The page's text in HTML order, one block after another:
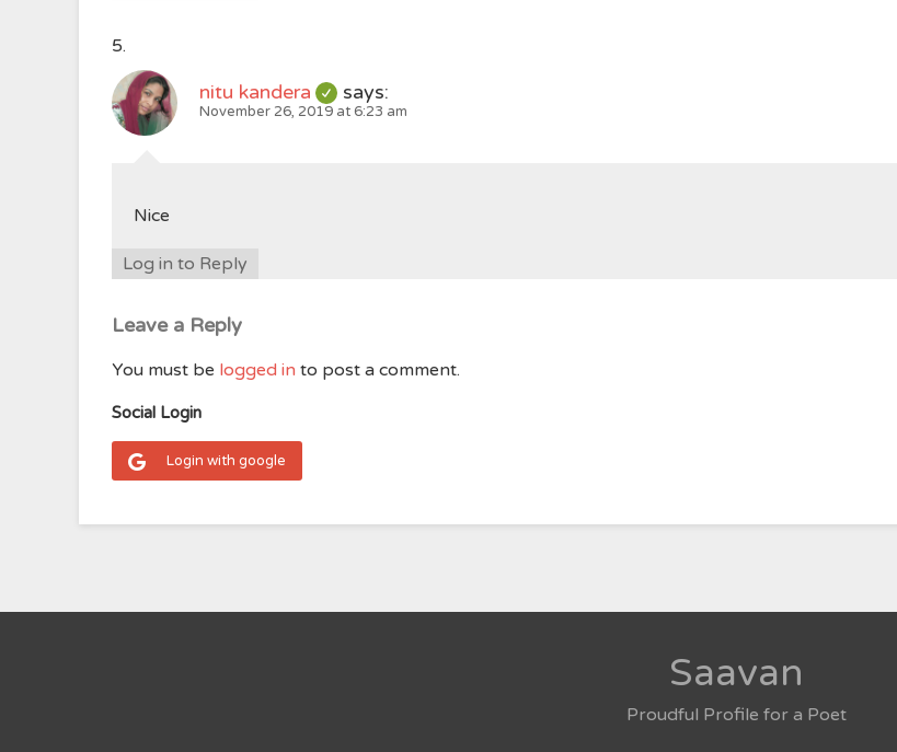
nitu kandera says:
November 26, 2019 at 6:23 am
Nice
Log in to Reply
Leave a Reply
You must be logged in to post a comment.
Social Login
Login with google
Saavan
Proudful Profile for a Poet